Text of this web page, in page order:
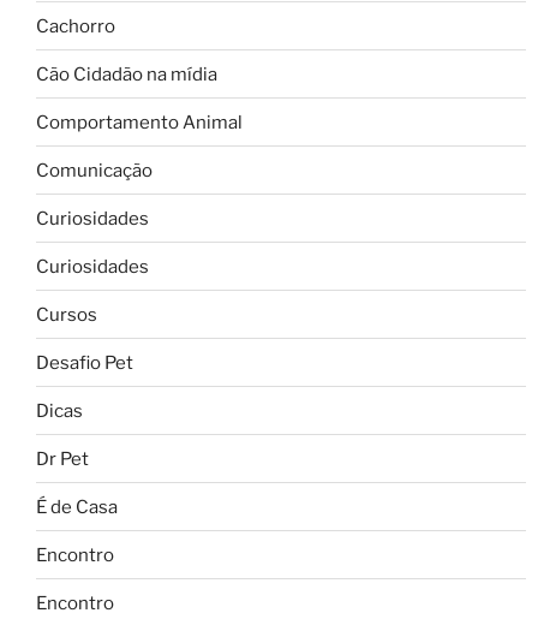
Cachorro
Cão Cidadão na mídia
Comportamento Animal
Comunicação
Curiosidades
Curiosidades
Cursos
Desafio Pet
Dicas
Dr Pet
É de Casa
Encontro
Encontro